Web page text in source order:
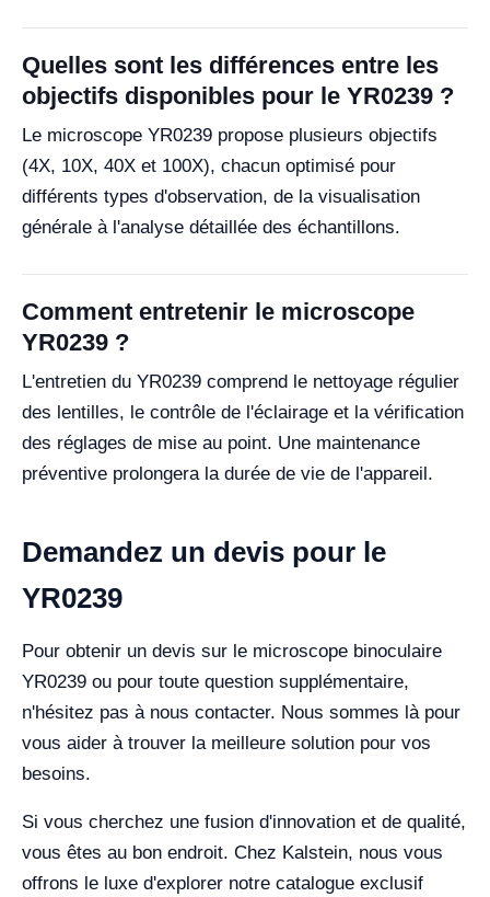
Quelles sont les différences entre les
objectifs disponibles pour le YR0239 ?
Le microscope YR0239 propose plusieurs objectifs
(4X, 10X, 40X et 100X), chacun optimisé pour
différents types d'observation, de la visualisation
générale à l'analyse détaillée des échantillons.
Comment entretenir le microscope
YR0239 ?
L'entretien du YR0239 comprend le nettoyage régulier
des lentilles, le contrôle de l'éclairage et la vérification
des réglages de mise au point. Une maintenance
préventive prolongera la durée de vie de l'appareil.
Demandez un devis pour le
YR0239
Pour obtenir un devis sur le microscope binoculaire
YR0239 ou pour toute question supplémentaire,
n'hésitez pas à nous contacter. Nous sommes là pour
vous aider à trouver la meilleure solution pour vos
besoins.
Si vous cherchez une fusion d'innovation et de qualité,
vous êtes au bon endroit. Chez Kalstein, nous vous
offrons le luxe d'explorer notre catalogue exclusif